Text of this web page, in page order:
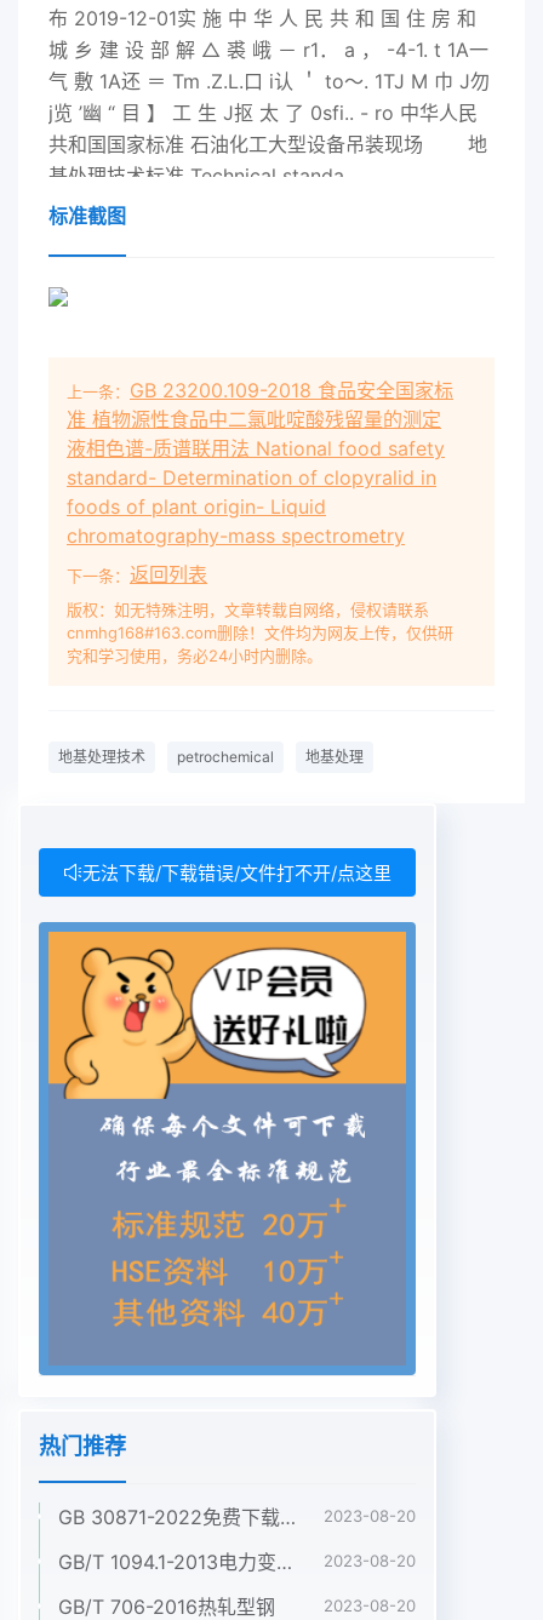
布 2019-12-01实 施 中 华 人 民 共 和 国 住 房 和
城 乡 建 设 部 解 △ 裘 峨 － r1． a ， -4-1. t 1A一
气 敷 1A还 ＝ Tm .Z.L.口 i认 ＇ to～. 1TJ M 巾 J勿
j览 ’幽 “ 目 】 工 生 J抠 太 了 0sfi.. - ro 中华人民
共和国国家标准 石油化工大型设备吊装现场 地
基处理技术标准 Technical standa
标准截图
上一条： GB 23200.109-2018 食品安全国家标
准 植物源性食品中二氯吡啶酸残留量的测定
液相色谱-质谱联用法 National food safety
standard- Determination of clopyralid in
foods of plant origin- Liquid
chromatography-mass spectrometry
下一条： 返回列表
版权：如无特殊注明，文章转载自网络，侵权请联系
cnmhg168#163.com删除！文件均为网友上传，仅供研
究和学习使用，务必24小时内删除。
地基处理技术 petrochemical 地基处理
无法下载/下载错误/文件打不开/点这里
热门推荐
GB 30871-2022免费下载危险化学品企业特殊作业安全规范 2023-08-20
GB/T 1094.1-2013电力变压器 第1部分:总则 2023-08-20
GB/T 706-2016热轧型钢 2023-08-20